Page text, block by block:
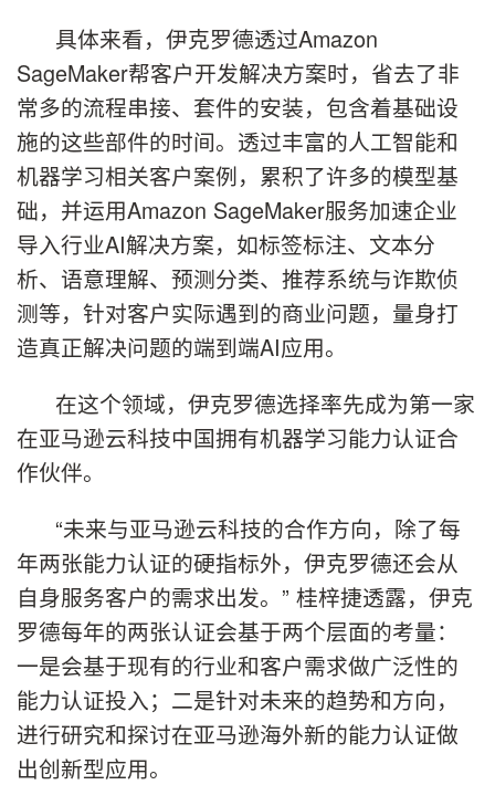
具体来看，伊克罗德透过Amazon
SageMaker帮客户开发解决方案时，省去了非
常多的流程串接、套件的安装，包含着基础设
施的这些部件的时间。透过丰富的人工智能和
机器学习相关客户案例，累积了许多的模型基
础，并运用Amazon SageMaker服务加速企业
导入行业AI解决方案，如标签标注、文本分
析、语意理解、预测分类、推荐系统与诈欺侦
测等，针对客户实际遇到的商业问题，量身打
造真正解决问题的端到端AI应用。
在这个领域，伊克罗德选择率先成为第一家
在亚马逊云科技中国拥有机器学习能力认证合
作伙伴。
“未来与亚马逊云科技的合作方向，除了每
年两张能力认证的硬指标外，伊克罗德还会从
自身服务客户的需求出发。” 桂梓捷透露，伊克
罗德每年的两张认证会基于两个层面的考量：
一是会基于现有的行业和客户需求做广泛性的
能力认证投入；二是针对未来的趋势和方向，
进行研究和探讨在亚马逊海外新的能力认证做
出创新型应用。